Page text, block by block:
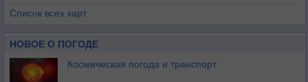
Список всех карт
НОВОЕ О ПОГОДЕ
Космическая погода и транспорт